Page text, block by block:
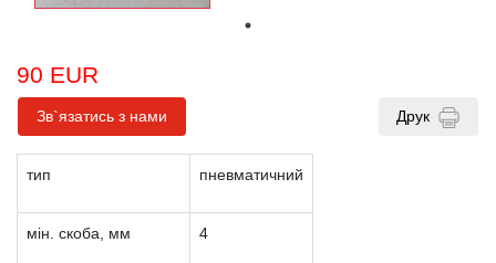
90 EUR
Зв`язатись з нами Друк
тип пневматичний
мін. скоба, мм 4